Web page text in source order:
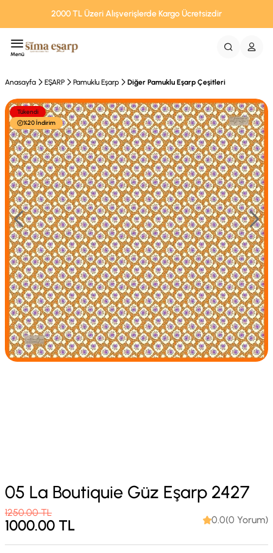
2000 TL Üzeri Alışverişlerde Kargo Ücretsizdir
Menü
Anasayfa EŞARP Pamuklu Eşarp Diğer Pamuklu Eşarp Çeşitleri
Tükendi
%20 İndirim
05 La Boutiquie Güz Eşarp 2427
1250.00TL
1000.00 TL 0.0(0 Yorum)